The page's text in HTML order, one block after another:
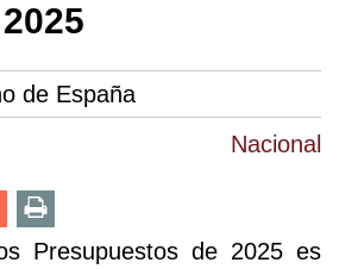
Nacional
de España
Presupuestos de 2025 es